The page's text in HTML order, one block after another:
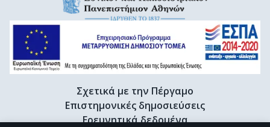
Σχετικά με την Πέργαμο
Επιστημονικές δημοσιεύσεις
Ερευνητικά δεδομένα